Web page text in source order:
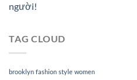
người!
TAG CLOUD
brooklyn fashion style women